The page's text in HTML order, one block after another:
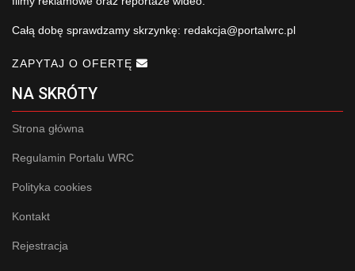
Całą dobę sprawdzamy skrzynkę: redakcja@portalwrc.pl
ZAPYTAJ O OFERTĘ
NA SKRÓTY
Strona główna
Regulamin Portalu WRC
Polityka cookies
Kontakt
Rejestracja